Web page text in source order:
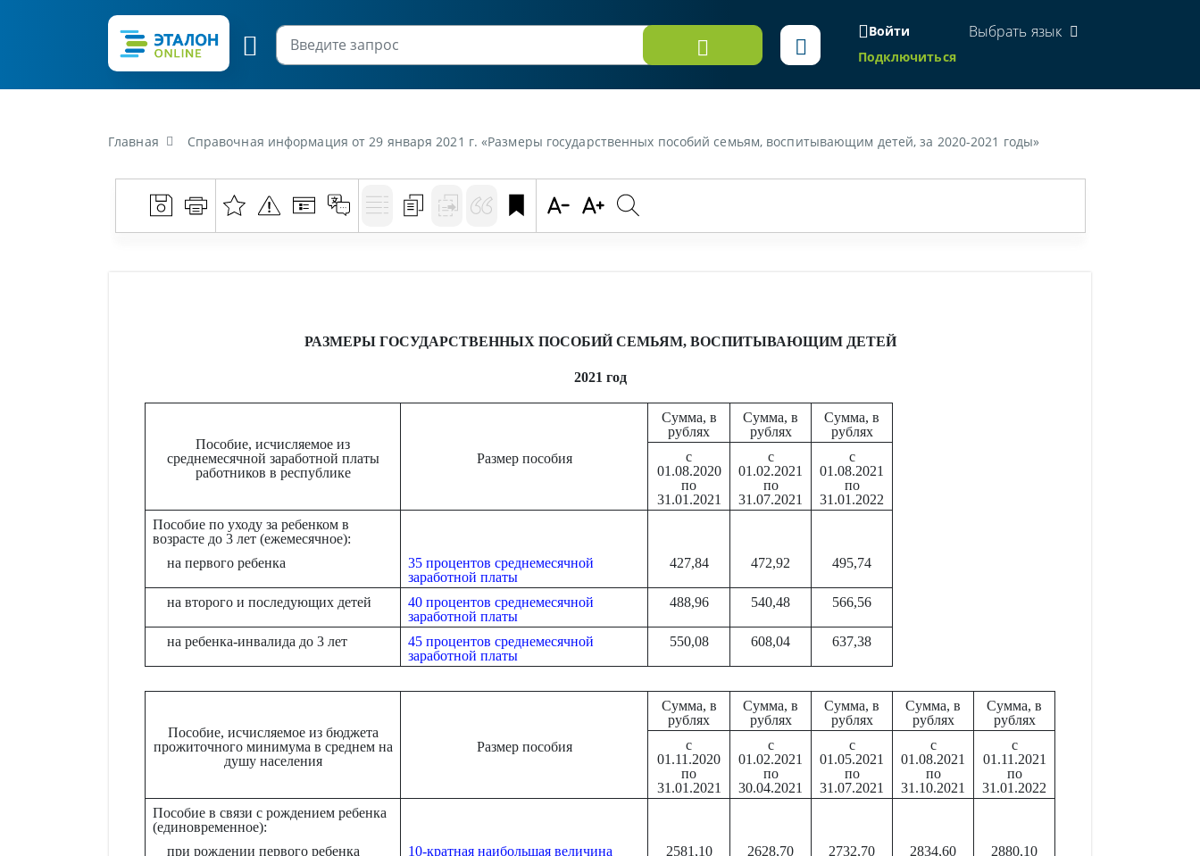
Войти
Подключиться
Выбрать язык
Главная Справочная информация от 29 января 2021 г. «Размеры государственных пособий семьям, воспитывающим детей, за 2020-2021 годы»
РАЗМЕРЫ ГОСУДАРСТВЕННЫХ ПОСОБИЙ СЕМЬЯМ, ВОСПИТЫВАЮЩИМ ДЕТЕЙ
2021 год
Пособие, исчисляемое из
среднемесячной заработной платы
работников в республике
Размер пособия
Сумма, в
рублях
Сумма, в
рублях
Сумма, в
рублях
с
01.08.2020
по
31.01.2021
с
01.02.2021
по
31.07.2021
с
01.08.2021
по
31.01.2022
Пособие по уходу за ребенком в
возрасте до 3 лет (ежемесячное):
на первого ребенка
35 процентов среднемесячной
заработной платы
427,84 472,92 495,74
на второго и последующих детей
40 процентов среднемесячной
заработной платы
488,96 540,48 566,56
на ребенка-инвалида до 3 лет
45 процентов среднемесячной
заработной платы
550,08 608,04 637,38
Пособие, исчисляемое из бюджета
прожиточного минимума в среднем на
душу населения
Размер пособия
Сумма, в
рублях
Сумма, в
рублях
Сумма, в
рублях
Сумма, в
рублях
Сумма, в
рублях
с
01.11.2020
по
31.01.2021
с
01.02.2021
по
30.04.2021
с
01.05.2021
по
31.07.2021
с
01.08.2021
по
31.10.2021
с
01.11.2021
по
31.01.2022
Пособие в связи с рождением ребенка
(единовременное):
при рождении первого ребенка
10-кратная наибольшая величина
2581,10 2628,70 2732,70 2834,60 2880,10